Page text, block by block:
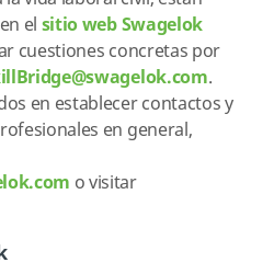
el sitio web Swagelok
cuestiones concretas por
.
en establecer contactos y
en general,
o visitar